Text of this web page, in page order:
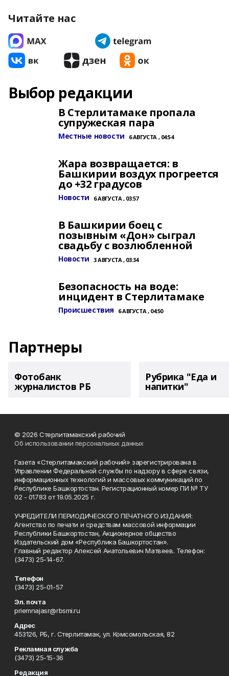
Читайте нас
Выбор редакции
В Стерлитамаке пропала
супружеская пара
Местные новости 6 АВГУСТА , 04:54
Жара возвращается: в
Башкирии воздух прогреется
до +32 градусов
Новости 6 АВГУСТА , 03:57
В Башкирии боец с
позывным «Дон» сыграл
свадьбу с возлюбленной
Новости 3 АВГУСТА , 03:34
Безопасность на воде:
инцидент в Стерлитамаке
Происшествия 6 АВГУСТА , 04:50
Партнеры
Фотобанк
журналистов РБ
Рубрика "Еда и
напитки"
© 2026 Стерлитамакский рабочий
Об использовании персональных данных
Газета «Стерлитамакский рабочий» зарегистрирована в
Управлении Федеральной службы по надзору в сфере связи,
информационных технологий и массовых коммуникаций по
Республике Башкортостан. Регистрационный номер ПИ № ТУ
02 - 01783 от 19.05.2025 г.
УЧРЕДИТЕЛИ ПЕРИОДИЧЕСКОГО ПЕЧАТНОГО ИЗДАНИЯ:
Агентство по печати и средствам массовой информации
Республики Башкортостан, Акционерное общество
Издательский дом «Республика Башкортостан».
Главный редактор Алексей Анатольевич Матвеев. Телефон:
(3473) 25-14-67.
Телефон
(3473) 25-01-57
Эл. почта
priemnajasr@rbsmi.ru
Адрес
453126, РБ, г. Стерлитамак, ул. Комсомольская, 82
Рекламная служба
(3473) 25-15-36
Редакция